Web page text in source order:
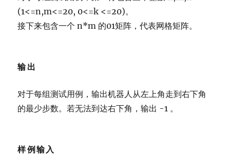
(1<=n,m<=20, 0<=k <=20)。
接下来包含一个 n*m 的01矩阵，代表网格矩阵。
输出
对于每组测试用例，输出机器人从左上角走到右下角
的最少步数。若无法到达右下角，输出 -1 。
样例输入